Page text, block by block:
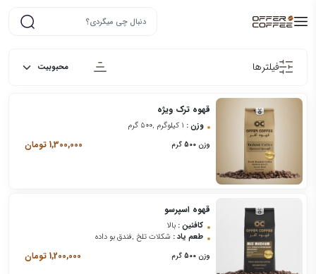
فیلترها
قهوه ترک ویژه
وزن : 1 کیلوگرم ,500 گرم
وزن 500 گرم 1,300,000 تومان
قهوه اسپرسو
کافئین : بالا
طعم یاد : شکلات تلخ ,فندق بو داده
وزن 500 گرم 1,200,000 تومان